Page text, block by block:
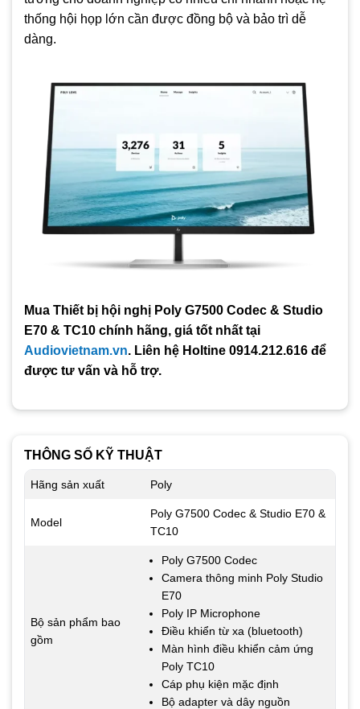
thống hội họp lớn cần được đồng bộ và bảo trì dễ
dàng.
Mua Thiết bị hội nghị Poly G7500 Codec & Studio
E70 & TC10 chính hãng, giá tốt nhất tại
Audiovietnam.vn. Liên hệ Holtine 0914.212.616 để
được tư vấn và hỗ trợ.
THÔNG SỐ KỸ THUẬT
Hãng sản xuất Poly
Model
Poly G7500 Codec & Studio E70 &
TC10
Bộ sản phẩm bao
gồm
Poly G7500 Codec
Camera thông minh Poly Studio
E70
Poly IP Microphone
Điều khiển từ xa (bluetooth)
Màn hình điều khiển cảm ứng
Poly TC10
Cáp phụ kiện mặc định
Bộ adapter và dây nguồn